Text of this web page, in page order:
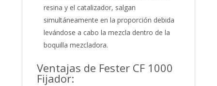
resina y el catalizador, salgan
simultáneamente en la proporción debida
levándose a cabo la mezcla dentro de la
boquilla mezcladora.
Ventajas de Fester CF 1000
Fijador: